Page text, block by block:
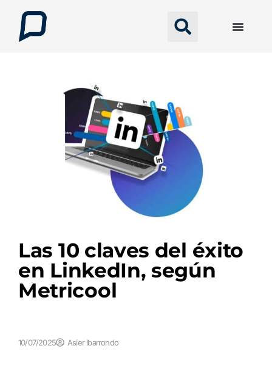
Las 10 claves del éxito
en LinkedIn, según
Metricool
10/07/2025 Asier Ibarrondo